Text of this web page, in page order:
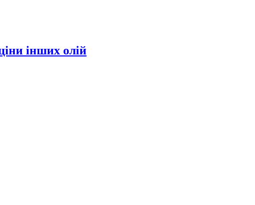
інших олій